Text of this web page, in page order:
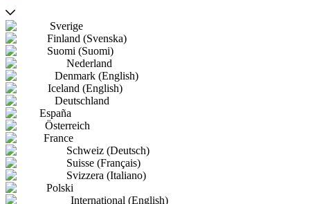
Sverige
Finland (Svenska)
Suomi (Suomi)
Nederland
Denmark (English)
Iceland (English)
Deutschland
España
Österreich
France
Schweiz (Deutsch)
Suisse (Français)
Svizzera (Italiano)
Polski
International (English)